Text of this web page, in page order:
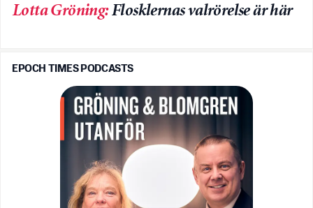
Lotta Gröning:Flosklernas valrörelse är här
EPOCH TIMES PODCASTS